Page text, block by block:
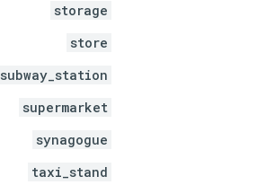
storage
store
subway_station
supermarket
synagogue
taxi_stand